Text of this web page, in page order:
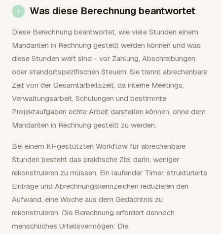
Was diese Berechnung beantwortet
Diese Berechnung beantwortet, wie viele Stunden einem
Mandanten in Rechnung gestellt werden können und was
diese Stunden wert sind - vor Zahlung, Abschreibungen
oder standortspezifischen Steuern. Sie trennt abrechenbare
Zeit von der Gesamtarbeitszeit, da interne Meetings,
Verwaltungsarbeit, Schulungen und bestimmte
Projektaufgaben echte Arbeit darstellen können, ohne dem
Mandanten in Rechnung gestellt zu werden.
Bei einem KI-gestützten Workflow für abrechenbare
Stunden besteht das praktische Ziel darin, weniger
rekonstruieren zu müssen. Ein laufender Timer, strukturierte
Einträge und Abrechnungskennzeichen reduzieren den
Aufwand, eine Woche aus dem Gedächtnis zu
rekonstruieren. Die Berechnung erfordert dennoch
menschliches Urteilsvermögen: Die